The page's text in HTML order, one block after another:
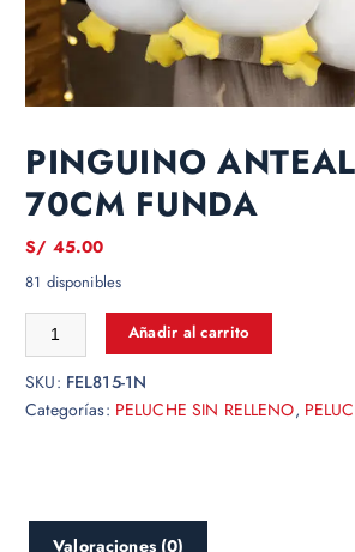
PINGUINO
70CM FUNDA
S/ 45.00
81 disponibles
Añadir al carrito
SKU: FEL815-1N
Categorías: PELUCHE SIN RELLENO,
Valoraciones (0)